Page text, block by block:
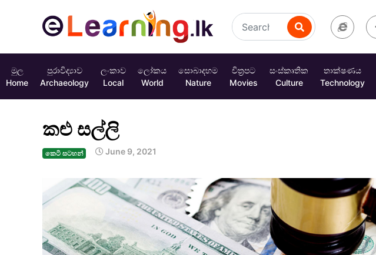
මුල
Home
පුරාවිද්‍යාව
Archaeology
ලංකාව
Local
ලෝකය
World
සොබාදහම
Nature
චිත්‍රපට
Movies
සංස්කෘතික
Culture
තාක්ෂණය
Technology
කළු සල්ලි
කෙටි සටහන් June 9, 2021